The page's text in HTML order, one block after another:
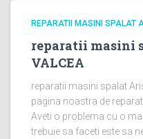
REPARATII MASINI SPALAT
reparatii masini
VALCEA
reparatii masini spalat
pagina noastra de
Aveti o problema cu o
trebuie sa faceti este sa